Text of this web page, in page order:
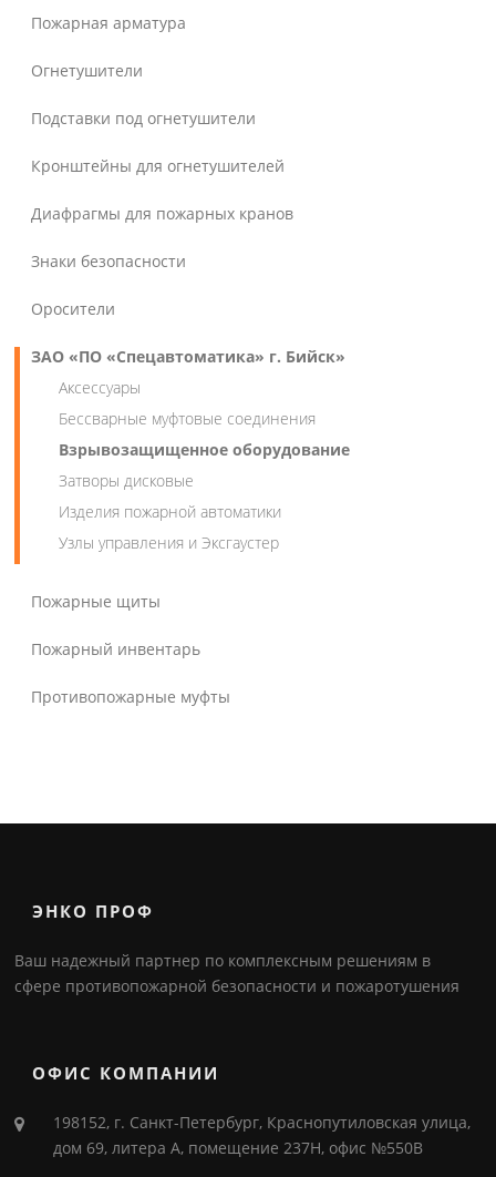
Пожарная арматура
Огнетушители
Подставки под огнетушители
Кронштейны для огнетушителей
Диафрагмы для пожарных кранов
Знаки безопасности
Оросители
ЗАО «ПО «Спецавтоматика» г. Бийск»
Аксессуары
Бессварные муфтовые соединения
Взрывозащищенное оборудование
Затворы дисковые
Изделия пожарной автоматики
Узлы управления и Эксгаустер
Пожарные щиты
Пожарный инвентарь
Противопожарные муфты
ЭНКО ПРОФ
Ваш надежный партнер по комплексным решениям в
сфере противопожарной безопасности и пожаротушения
ОФИС КОМПАНИИ
198152, г. Санкт-Петербург, Краснопутиловская улица,
дом 69, литера А, помещение 237Н, офис №550В